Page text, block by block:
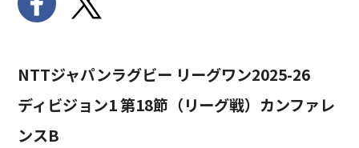
NTTジャパンラグビー リーグワン2025-26
ディビジョン1 第18節（リーグ戦）カンファレ
ンスB